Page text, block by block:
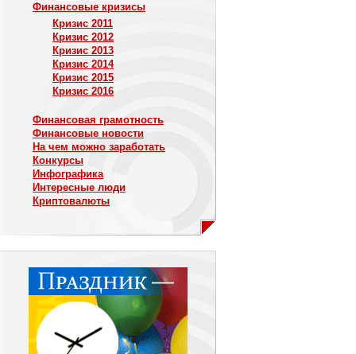
Финансовые кризисы
Кризис 2011
Кризис 2012
Кризис 2013
Кризис 2014
Кризис 2015
Кризис 2016
Финансовая грамотность
Финансовые новости
На чем можно заработать
Конкурсы
Инфографика
Интересные люди
Криптовалюты